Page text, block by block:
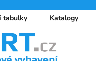
tabulky Katalogy